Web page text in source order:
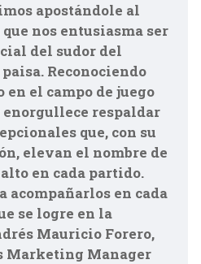
apostándole al
que nos entusiasma ser
del sudor del
Reconociendo
en el campo de juego
enorgullece respaldar
que, con su
elevan el nombre de
en cada partido.
acompañarlos en cada
se logre en la
Mauricio Forero,
Marketing Manager